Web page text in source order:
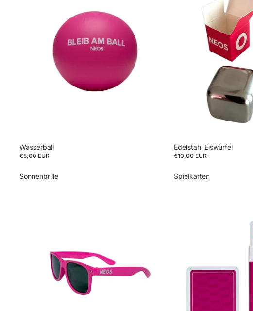
Wasserball
€5,00 EUR
Edelstahl Eiswürfel
€10,00 EUR
Sonnenbrille Spielkarten